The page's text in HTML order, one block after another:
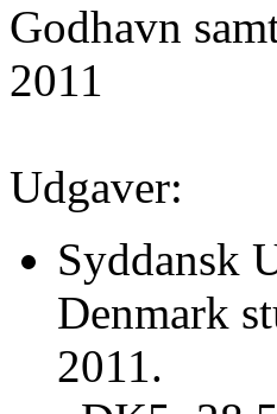
Godhavn
2011
Udgaver:
Syddansk
Denmark
2011.